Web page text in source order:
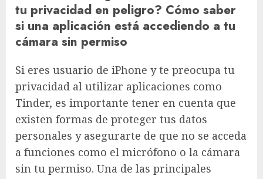
tu privacidad en peligro? Cómo saber
si una aplicación está accediendo a tu
cámara sin permiso
Si eres usuario de iPhone y te preocupa tu
privacidad al utilizar aplicaciones como
Tinder, es importante tener en cuenta que
existen formas de proteger tus datos
personales y asegurarte de que no se acceda
a funciones como el micrófono o la cámara
sin tu permiso. Una de las principales